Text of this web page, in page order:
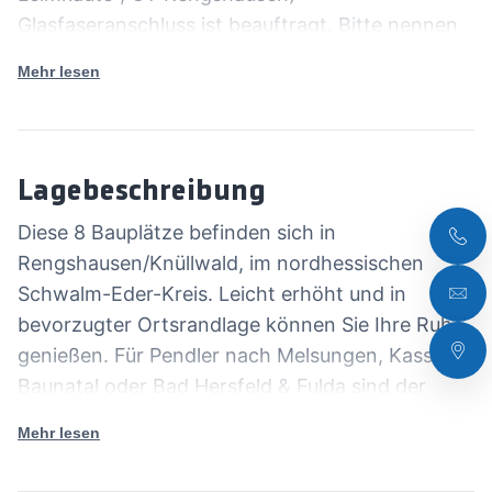
Glasfaseranschluss ist beauftragt. Bitte nennen
Grundstück, für welches Sie sich interessieren.
A4=666m², B1=756m², B2=813m², B3=834m²,
B4=834m²
Mehr lesen
Lagebeschreibung
Diese 8 Bauplätze befinden sich in
Rengshausen/Knüllwald, im nordhessischen
Schwalm-Eder-Kreis. Leicht erhöht und in
bevorzugter Ortsrandlage können Sie Ihre Ruhe
genießen. Für Pendler nach Melsungen, Kassel,
Baunatal oder Bad Hersfeld & Fulda sind der
ein paar Autominuten erreichbar. Ihre
Mehr lesen